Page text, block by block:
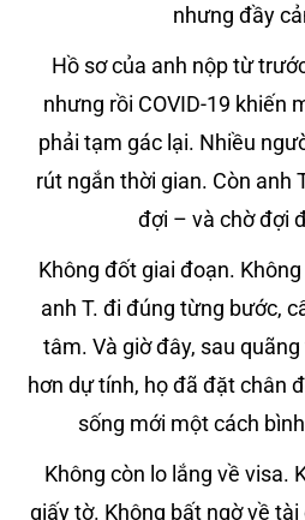
nhưng đầy
Hồ sơ của anh nộp từ
nhưng rồi COVID-19 khiến
phải tạm gác lại. Nhiều
rút ngắn thời gian. Còn anh
đợi – và chờ đợi
Không đốt giai đoạn.
anh T. đi đúng từng bước,
tâm. Và giờ đây, sau
hơn dự tính, họ đã đặt chân
sống mới một cách
Không còn lo lắng về visa.
giấy tờ. Không bất ngờ về